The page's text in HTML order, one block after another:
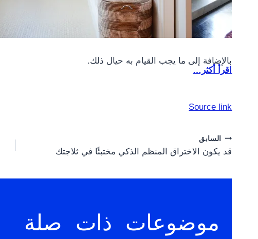
بالإضافة إلى ما يجب القيام به حيال ذلك.
اقرأ أكثر…
Source link
Post
السابق
قد يكون الاختراق المنظم الذكي مختبئًا في ثلاجتك
موضوعات ذات صلة